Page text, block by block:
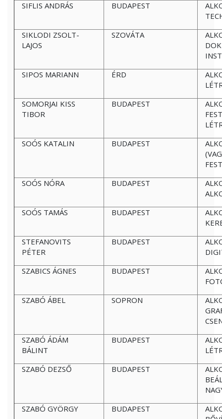
SIFLIS ANDRÁS
BUDAPEST
SIKLODI ZSOLT-
LAJOS
SZOVÁTA
SIPOS MARIANN
ÉRD
SOMORJAI KISS
TIBOR
BUDAPEST
SOÓS KATALIN
BUDAPEST
SOÓS NÓRA
BUDAPEST
SOÓS TAMÁS
BUDAPEST
STEFANOVITS
PÉTER
BUDAPEST
SZABICS ÁGNES
BUDAPEST
SZABÓ ÁBEL
SOPRON
SZABÓ ÁDÁM
BÁLINT
BUDAPEST
SZABÓ DEZSŐ
BUDAPEST
SZABÓ GYÖRGY
BUDAPEST